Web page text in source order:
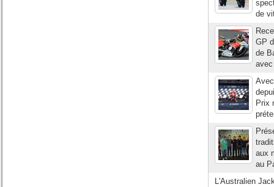
de
GP
de
Prix
aux
au
L'Australien